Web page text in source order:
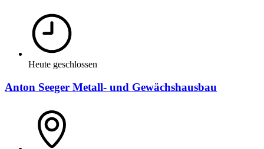
Heute geschlossen
Anton Seeger Metall- und Gewächshausbau